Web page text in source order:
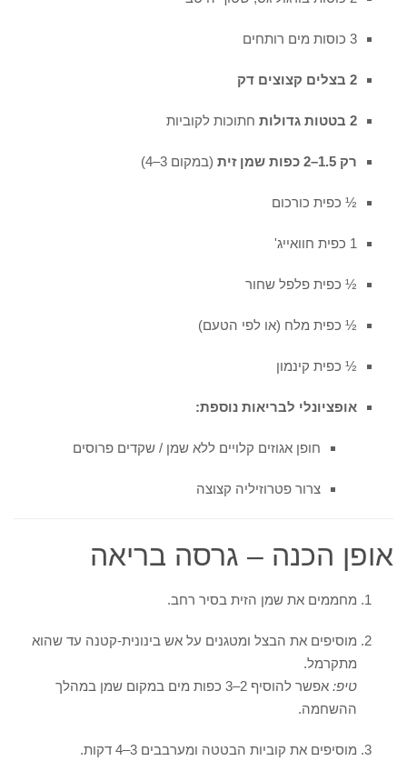
3 כוסות מים רותחים
2 בצלים קצוצים דק
2 בטטות גדולות חתוכות לקוביות
רק 1.5–2 כפות שמן זית (במקום 3–4)
½ כפית כורכום
1 כפית חוואייג'
½ כפית פלפל שחור
½ כפית מלח (או לפי הטעם)
½ כפית קינמון
אופציונלי לבריאות נוספת:
חופן אגוזים קלויים ללא שמן / שקדים פרוסים
צרור פטרוזיליה קצוצה
אופן הכנה – גרסה בריאה
מחממים את שמן הזית בסיר רחב.
מוסיפים את הבצל ומטגנים על אש בינונית-קטנה עד שהוא
מתקרמל.
טיפ:
אפשר להוסיף 2–3 כפות מים במקום שמן במהלך
ההשחמה.
מוסיפים את קוביות הבטטה ומערבבים 3–4 דקות.